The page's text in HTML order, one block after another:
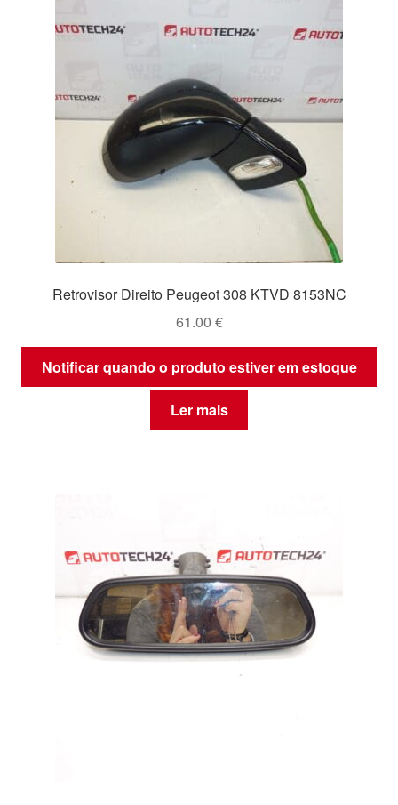
Retrovisor Direito Peugeot 308 KTVD 8153NC
61.00 €
Notificar quando o produto estiver em estoque
Ler mais